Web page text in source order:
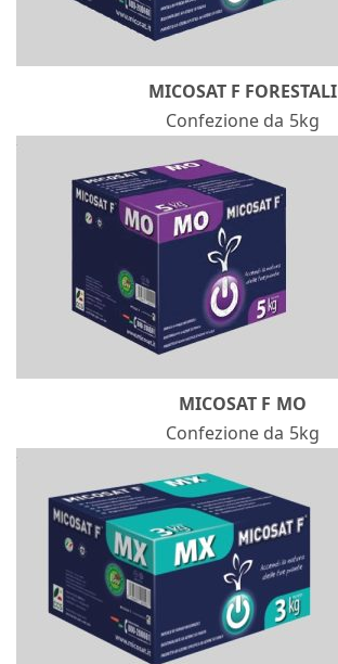
MICOSAT F FORESTALI
Confezione da 5kg
MICOSAT F MO
Confezione da 5kg